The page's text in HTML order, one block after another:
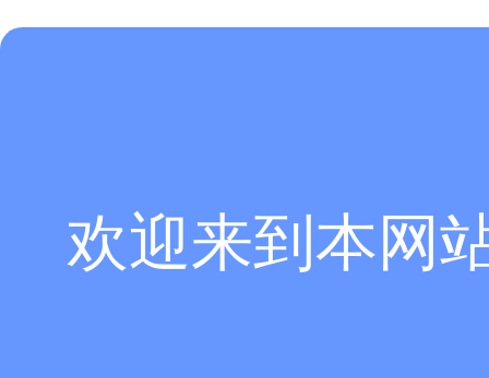
欢迎来到本网